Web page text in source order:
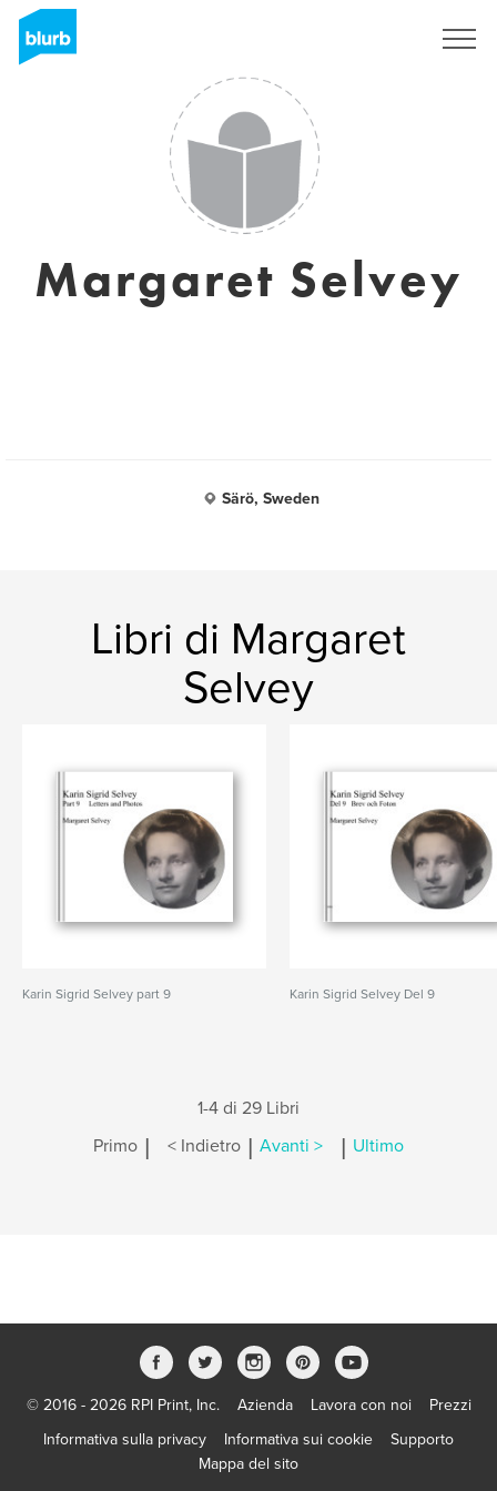
Margaret Selvey
Särö, Sweden
Libri di Margaret
Selvey
Karin Sigrid Selvey part 9 Karin Sigrid Selvey Del 9
1-4 di 29 Libri
Primo | < Indietro | Avanti > | Ultimo
© 2016 - 2026 RPI Print, Inc. Azienda Lavora con noi
Prezzi
Informativa sulla privacy
Informativa sui cookie
Supporto
Mappa del sito